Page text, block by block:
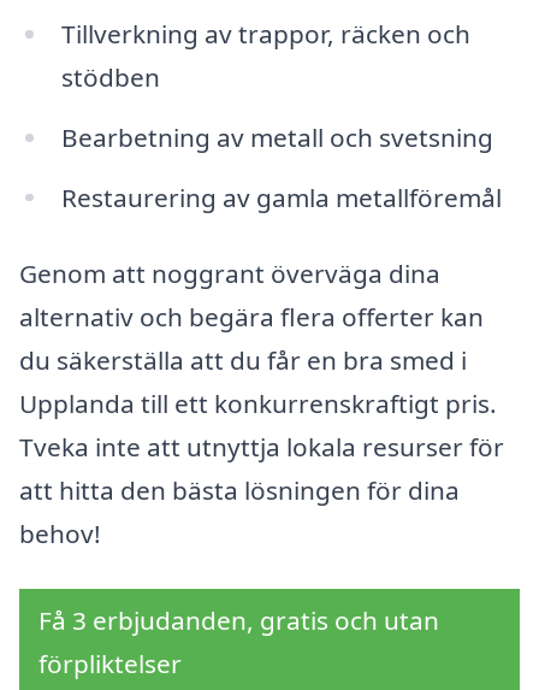
Tillverkning av trappor, räcken och
stödben
Bearbetning av metall och svetsning
Restaurering av gamla metallföremål
Genom att noggrant överväga dina
alternativ och begära flera offerter kan
du säkerställa att du får en bra smed i
Upplanda till ett konkurrenskraftigt pris.
Tveka inte att utnyttja lokala resurser för
att hitta den bästa lösningen för dina
behov!
Få 3 erbjudanden, gratis och utan
förpliktelser